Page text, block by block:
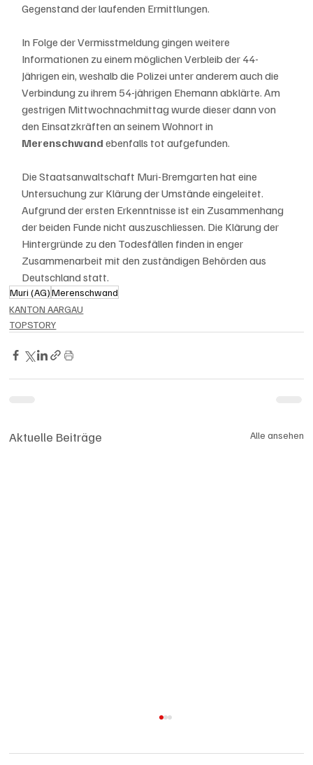
Gegenstand der laufenden Ermittlungen.
In Folge der Vermisstmeldung gingen weitere
Informationen zu einem möglichen Verbleib der 44-
Jährigen ein, weshalb die Polizei unter anderem auch die
Verbindung zu ihrem 54-jährigen Ehemann abklärte. Am
gestrigen Mittwochnachmittag wurde dieser dann von
den Einsatzkräften an seinem Wohnort in
Merenschwand ebenfalls tot aufgefunden.
Die Staatsanwaltschaft Muri-Bremgarten hat eine
Untersuchung zur Klärung der Umstände eingeleitet.
Aufgrund der ersten Erkenntnisse ist ein Zusammenhang
der beiden Funde nicht auszuschliessen. Die Klärung der
Hintergründe zu den Todesfällen finden in enger
Zusammenarbeit mit den zuständigen Behörden aus
Deutschland statt.
Muri (AG) Merenschwand
KANTON AARGAU
TOPSTORY
Aktuelle Beiträge Alle ansehen